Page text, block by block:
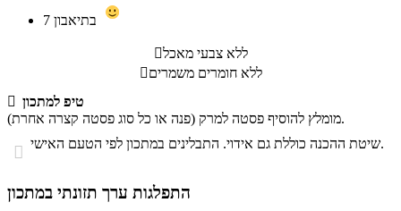
7
ללא צבעי מאכל
ללא חומרים משמרים
 טיפ למתכון
מומלץ להוסיף פסטה למרק (פנה או כל סוג פסטה קצרה אחרת).
 שיטת ההכנה כוללת גם אידוי. התבלינים במתכון לפי הטעם האישי.
התפלגות ערך תזונתי במתכון